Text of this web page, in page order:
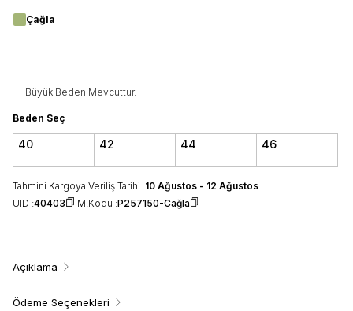
Çağla
Büyük Beden Mevcuttur.
Beden Seç
40 42 44 46
Tahmini Kargoya Veriliş Tarihi :10 Ağustos - 12 Ağustos
UID :40403 M.Kodu :P257150-Cağla
Açıklama
Ödeme Seçenekleri